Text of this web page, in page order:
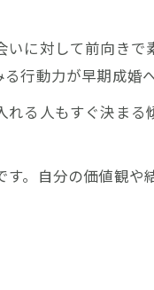
る秘訣
法
るコツ
件
に対して前向き
行動力が早期成婚
る人もすぐ決まる
。自分の価値観や